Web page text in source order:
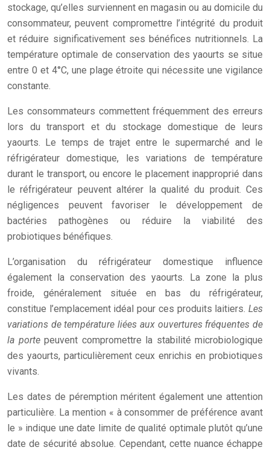
stockage, qu’elles surviennent en magasin ou au domicile du
consommateur, peuvent compromettre l’intégrité du produit
et réduire significativement ses bénéfices nutritionnels. La
température optimale de conservation des yaourts se situe
entre 0 et 4°C, une plage étroite qui nécessite une vigilance
constante.
Les consommateurs commettent fréquemment des erreurs
lors du transport et du stockage domestique de leurs
yaourts. Le temps de trajet entre le supermarché and le
réfrigérateur domestique, les variations de température
durant le transport, ou encore le placement inapproprié dans
le réfrigérateur peuvent altérer la qualité du produit. Ces
négligences peuvent favoriser le développement de
bactéries pathogènes ou réduire la viabilité des
probiotiques bénéfiques.
L’organisation du réfrigérateur domestique influence
également la conservation des yaourts. La zone la plus
froide, généralement située en bas du réfrigérateur,
constitue l’emplacement idéal pour ces produits laitiers. Les
variations de température liées aux ouvertures fréquentes de
la porte peuvent compromettre la stabilité microbiologique
des yaourts, particulièrement ceux enrichis en probiotiques
vivants.
Les dates de péremption méritent également une attention
particulière. La mention « à consommer de préférence avant
le » indique une date limite de qualité optimale plutôt qu’une
date de sécurité absolue. Cependant, cette nuance échappe